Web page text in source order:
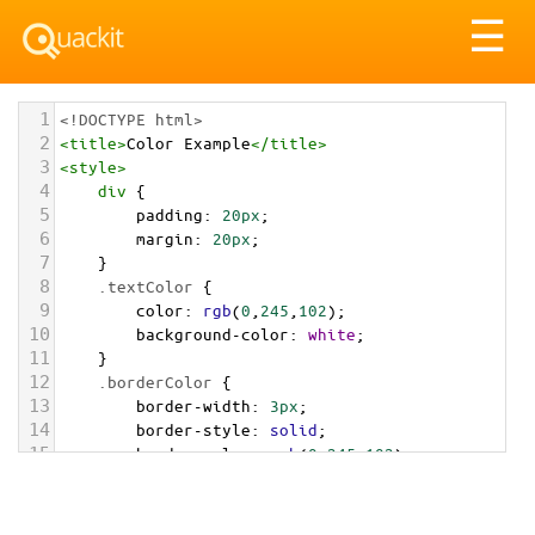
☰
1 <!DOCTYPE html>
2 <title>Color Example</title>
3 <style>
4 div {
5 padding: 20px;
6 margin: 20px;
7 }
8 .textColor {
9 color: rgb(0 245 102);
10 background-color: white;
11 }
12 .borderColor {
13 border-width: 3px;
14 border-style: solid;
15 border-color: rgb(0,245,102);